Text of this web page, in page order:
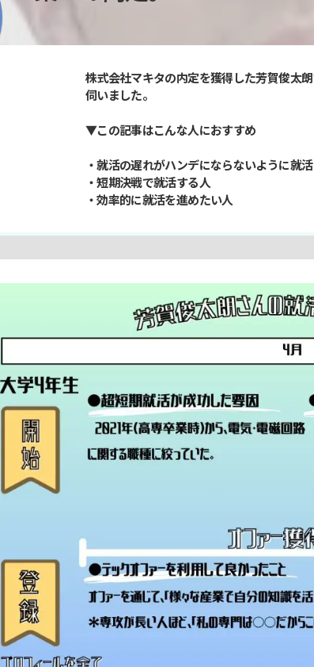
株式会社マキタの内定を獲得した芳賀俊太
伺いました。
▼この記事はこんな人におすすめ
・就活の遅れがハンデにならないように就
・短期決戦で就活する人
・効率的に就活を進めたい人